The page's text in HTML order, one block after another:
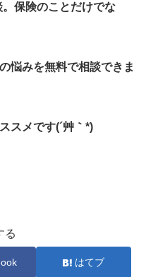
保険のことだけでな
悩みを無料で相談できま
スメです(´艸｀*)
る
はてブ